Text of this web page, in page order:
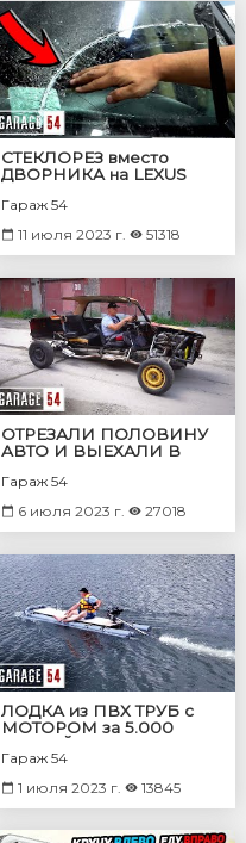
СТЕКЛОРЕЗ вместо
ДВОРНИКА на LEXUS
Гараж 54
11 июля 2023 г.
51318
ОТРЕЗАЛИ ПОЛОВИНУ
АВТО И ВЫЕХАЛИ В
Гараж 54
6 июля 2023 г.
27018
ЛОДКА из ПВХ ТРУБ с
МОТОРОМ за 5.000
РУБЛЕЙ
Гараж 54
1 июля 2023 г.
13845